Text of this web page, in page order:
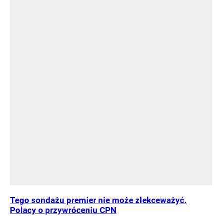
Tego sondażu premier nie może zlekceważyć.
Polacy o przywróceniu CPN